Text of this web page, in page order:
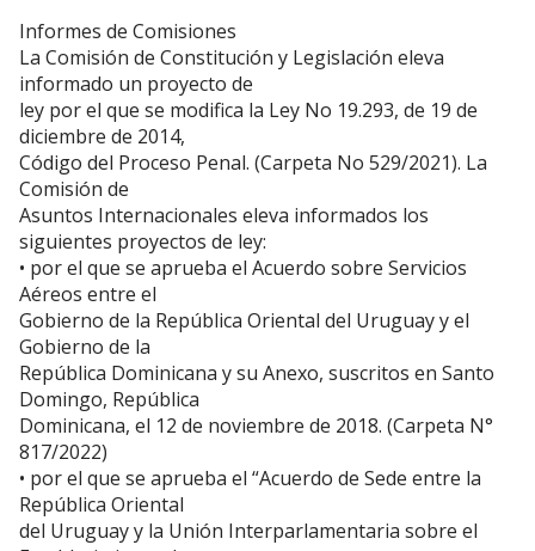
Informes de Comisiones
La Comisión de Constitución y Legislación eleva
informado un proyecto de
ley por el que se modifica la Ley No 19.293, de 19 de
diciembre de 2014,
Código del Proceso Penal. (Carpeta No 529/2021). La
Comisión de
Asuntos Internacionales eleva informados los
siguientes proyectos de ley:
• por el que se aprueba el Acuerdo sobre Servicios
Aéreos entre el
Gobierno de la República Oriental del Uruguay y el
Gobierno de la
República Dominicana y su Anexo, suscritos en Santo
Domingo, República
Dominicana, el 12 de noviembre de 2018. (Carpeta N°
817/2022)
• por el que se aprueba el “Acuerdo de Sede entre la
República Oriental
del Uruguay y la Unión Interparlamentaria sobre el